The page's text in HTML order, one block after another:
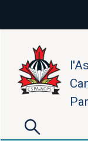
Rechercher